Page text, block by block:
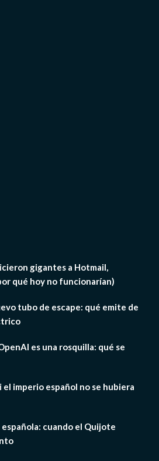
gigantes a Hotmail,
qué hoy no funcionarían)
tubo de escape: qué emite de
es una rosquilla: qué se
el imperio español no se hubiera
cuando el Quijote